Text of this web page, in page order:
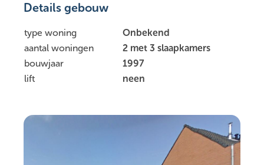
Details gebouw
type woning
Onbekend
aantal woningen
2 met 3 slaapkamers
bouwjaar
1997
lift
neen